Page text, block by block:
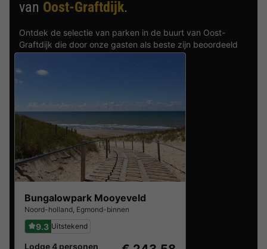
van Oost-Graftdijk.
Ontdek de selectie van parken in de buurt van Oost-
Graftdijk die door onze gasten als beste zijn beoordeeld
Bungalowpark Mooyeveld
Noord-holland, Egmond-binnen
9.3 Uitstekend
Lodge 4 personen